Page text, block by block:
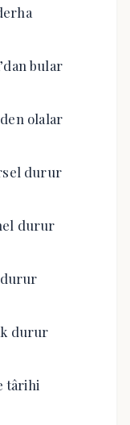
bular
olalar
durur
durur
durur
durur
târihi